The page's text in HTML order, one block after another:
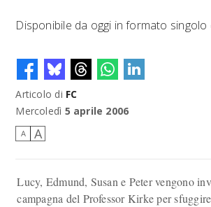
Disponibile da oggi in formato
Articolo di FC
Mercoledì 5 aprile 2006
A A
Lucy, Edmund, Susan e Peter vengono
campagna del Professor Kirke per